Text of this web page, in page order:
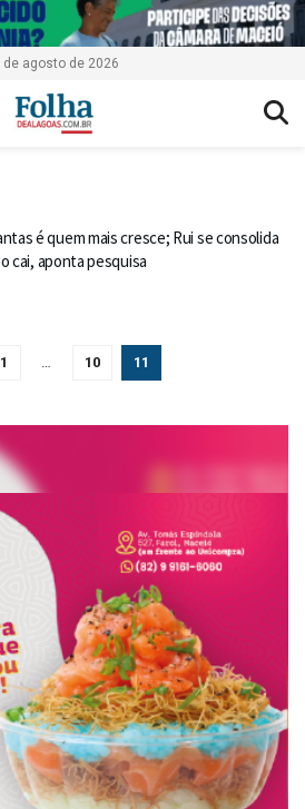
de agosto de 2026
é quem mais cresce; Rui se consolida
cai, aponta pesquisa
1 … 10 11